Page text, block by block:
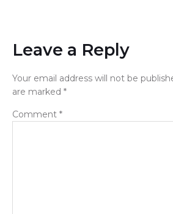
Leave a Reply
Your email address will not be
are marked *
Comment *